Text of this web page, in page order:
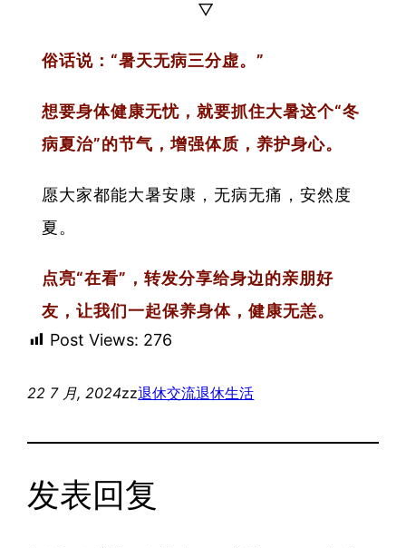
▽
俗话说：“暑天无病三分虚。”
想要身体健康无忧，就要抓住大暑这个“冬
病夏治”的节气，增强体质，养护身心。
愿大家都能大暑安康，无病无痛，安然度
夏。
点亮“在看”，转发分享给身边的亲朋好
友，让我们一起保养身体，健康无恙。
Post Views: 276
22 7 月, 2024zz退休交流退休生活
发表回复